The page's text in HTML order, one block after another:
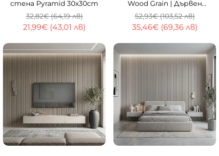
стена Pyramid 30x30cm
21,99€ (43,01 лв)
32,82€ (64,19 лв)
Wood Grain | Дървен
кафяв | 275 x 15cm
35,46€ (69,36 лв)
52,93€ (103,52 лв)